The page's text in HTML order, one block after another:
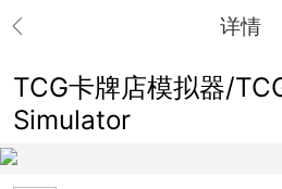
详情
TCG卡牌店模拟器/
Simulator